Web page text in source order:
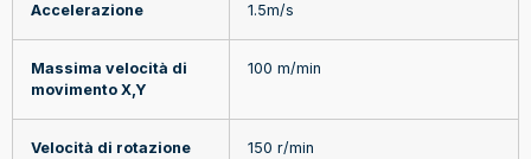
Accelerazione 1.5m/s
Massima velocità di
movimento X,Y
100 m/min
Velocità di rotazione
150 r/min